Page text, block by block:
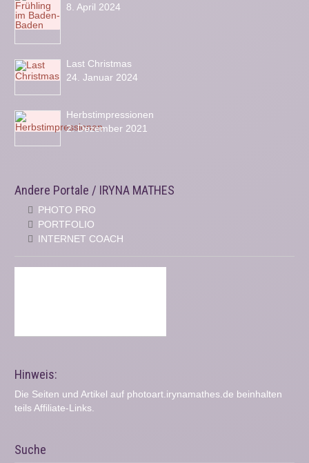
8. April 2024
Last Christmas
24. Januar 2024
Herbstimpressionen
2. Dezember 2021
Andere Portale / IRYNA MATHES
PHOTO PRO
PORTFOLIO
INTERNET COACH
Hinweis:
Die Seiten und Artikel auf photoart.irynamathes.de beinhalten
teils Affiliate-Links.
Suche